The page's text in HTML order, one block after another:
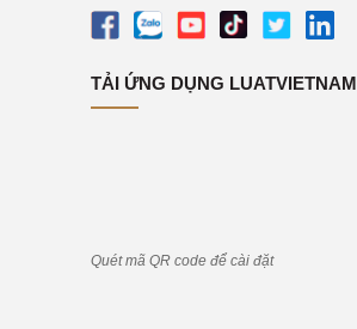
TẢI ỨNG DỤNG LUATVIETNAM
Quét mã QR code để cài đặt